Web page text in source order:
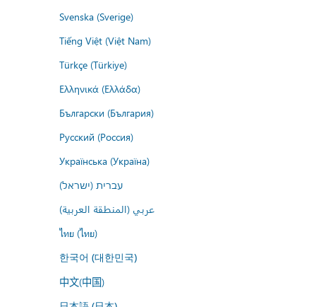
Svenska (Sverige)
Tiếng Việt (Việt Nam)
Türkçe (Türkiye)
Ελληνικά (Ελλάδα)
Български (България)
Русский (Россия)
Українська (Україна)
עברית (ישראל)
عربي (المنطقة العربية)
ไทย (ไทย)
한국어 (대한민국)
中文(中国)